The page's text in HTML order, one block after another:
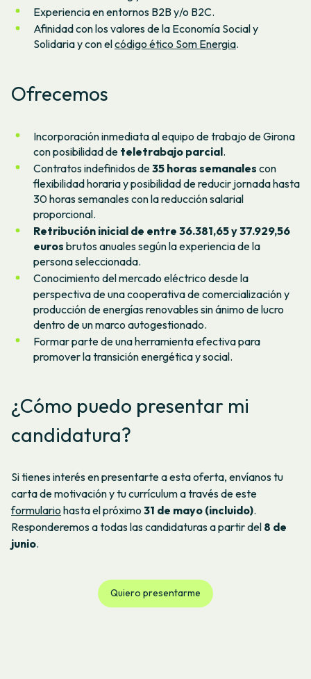
Experiencia en entornos B2B y/o B2C.
Afinidad con los valores de la Economía Social y
Solidaria y con elcódigo ético Som Energia.
Ofrecemos
Incorporación inmediata al equipo de trabajo de Girona
con posibilidad de teletrabajo parcial.
Contratos indefinidos de35 horas semanales con
flexibilidad horaria y posibilidad de reducir jornada hasta
30 horas semanales con la reducción salarial
proporcional.
Retribución inicial de entre 36.381,65 y 37.929,56
euros brutos anuales según la experiencia de la
persona seleccionada.
Conocimiento del mercado eléctrico desde la
perspectiva de una cooperativa de comercialización y
producción de energías renovables sin ánimo de lucro
dentro de un marco autogestionado.
Formar parte de una herramienta efectiva para
promover la transición energética y social.
¿Cómo puedo presentar mi
candidatura?
Si tienes interés en presentarte a esta oferta, envíanos tu
carta de motivación y tu currículum a través de este
formulario hasta el próximo 31 de mayo (incluido).
Responderemos a todas las candidaturas a partir del 8 de
junio.
Quiero presentarme